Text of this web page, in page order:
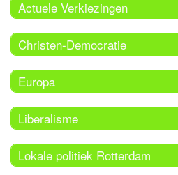
Actuele Verkiezingen
Christen-Democratie
Europa
Liberalisme
Lokale politiek Rotterdam